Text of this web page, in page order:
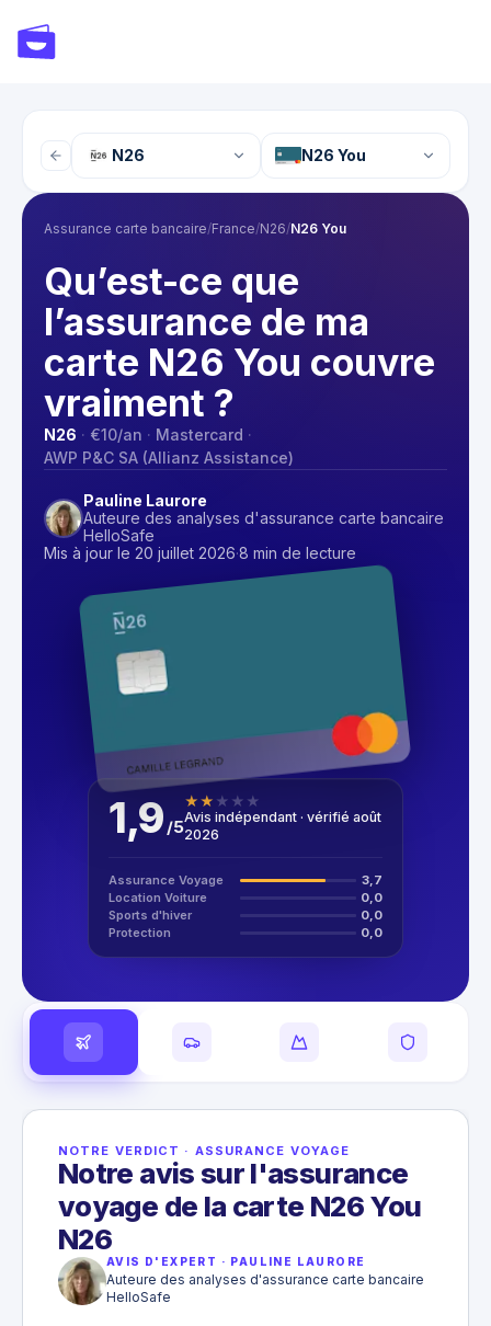
N26 N26 You
Assurance carte bancaire/France/N26/N26 You
Qu’est-ce que
l’assurance de ma
carte N26 You couvre
vraiment ?
N26 · €10/an · Mastercard ·
AWP P&C SA (Allianz Assistance)
Pauline Laurore
Auteure des analyses d'assurance carte bancaire
HelloSafe
Mis à jour le 20 juillet 2026·8 min de lecture
1,9 /5
★★ ★ ★ ★
Avis indépendant · vérifié août
2026
Assurance Voyage
3,7
Location Voiture
0,0
Sports d'hiver
0,0
Protection
0,0
NOTRE VERDICT · ASSURANCE VOYAGE
Notre avis sur l'assurance
voyage de la carte N26 You
N26
AVIS D'EXPERT · PAULINE LAURORE
Auteure des analyses d'assurance carte bancaire
HelloSafe